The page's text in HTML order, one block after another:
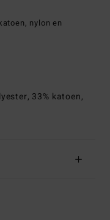
nylon en
33% katoen,